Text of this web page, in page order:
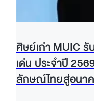
ศิษย์เก่า MUIC รั
เด่น ประจำปี
ลักษณ์ไทยสู่อนา